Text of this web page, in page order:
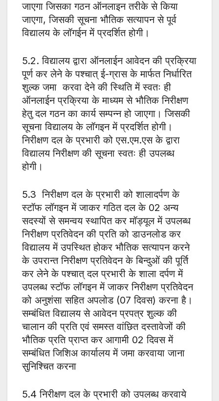
जाएगा जिसका गठन ऑनलाइन तरीके से किया
जाएगा, जिसकी सूचना भौतिक सत्यापन से पूर्व
विद्यालय के लॉगईन में प्रदर्शित होगी।
5.2. विद्यालय द्वारा ऑनलाईन आवेदन की प्रक्रिया
पूर्ण कर लेने के पश्चात् ई-ग्रास के मार्फत निर्धारित
शुल्क जमा करवा देने की स्थिति में स्वतः ही
ऑनलाईन प्रक्रिया के माध्यम से भौतिक निरीक्षण
हेतु दल गठन का कार्य सम्पन्न हो जाएगा। जिसकी
सूचना विद्यालय के लॉगइन में प्रदर्शित होगी।
निरीक्षण दल के प्रभारी को एस.एम.एस के द्वारा
विद्यालय निरीक्षण की सूचना स्वतः ही उपलब्ध
होगी।
5.3 निरीक्षण दल के प्रभारी को शालादर्पण के
स्टॉफ लॉगइन में जाकर गठित दल के 02 अन्य
सदस्यों से समन्वय स्थापित कर मॉड्यूल में उपलब्ध
निरीक्षण प्रतिवेदन की प्रति को डाउनलोड कर
विद्यालय में उपस्थित होकर भौतिक सत्यापन करने
के उपरान्त निरीक्षण प्रतिवेदन के बिन्दुओं की पूर्ति
कर लेने के पश्चात् दल प्रभारी के शाला दर्पण में
उपलब्ध स्टॉफ लॉगइन में जाकर निरीक्षण प्रतिवेदन
को अनुशंसा सहित अपलोड (07 दिवस) करना है।
सम्बंधित विद्यालय से आवेदन प्रपत्र शुल्क की
चालान की प्रति एवं समस्त वांछित दस्तावेजों की
भौतिक प्रति प्राप्त कर आगामी 02 दिवस में
सम्बंधित जिशिअ कार्यालय में जमा करवाया जाना
सुनिश्चित करना
5.4 निरीक्षण दल के प्रभारी को उपलब्ध करवाये